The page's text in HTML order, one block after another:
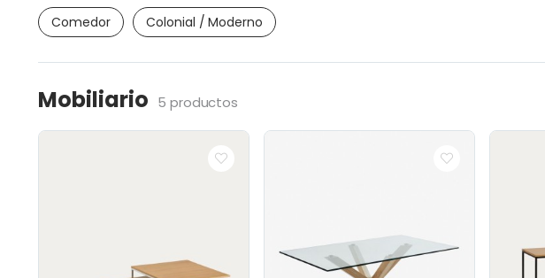
Comedor Colonial / Moderno
Mobiliario 5 productos